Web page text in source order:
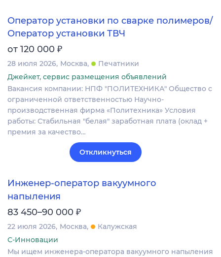
Оператор установки по сварке полимеров/
Оператор установки ТВЧ
от 120 000 ₽
28 июля 2026 Москва
Печатники
Джейкет, сервис размещения объявлений
Вакансия компании: НПФ "ПОЛИТЕХНИКА" Общество с
ограниченной ответственностью Научно-
производственная фирма «Политехника» Условия
работы: Стабильная "белая" заработная плата (оклад +
премия за качество…
Откликнуться
Инженер-оператор вакуумного
напыления
83 450–90 000 ₽
22 июля 2026 Москва
Калужская
С-Инновации
Мы ищем инженера-оператора вакуумного напыления